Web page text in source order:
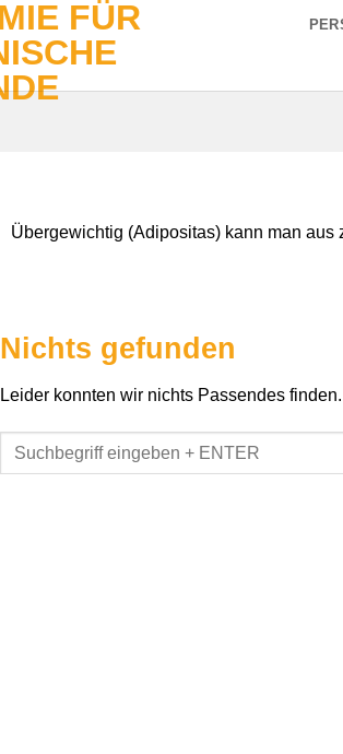
Übergewichtig (Adipositas) kann man aus
Nichts gefunden
Leider konnten wir nichts Passendes